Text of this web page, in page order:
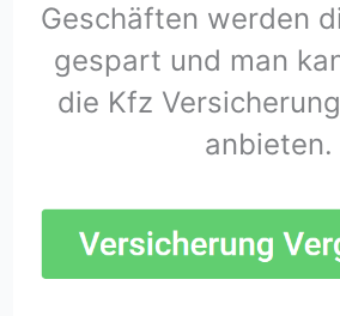
Geschäften werden
gespart und man
die Kfz
anbieten.